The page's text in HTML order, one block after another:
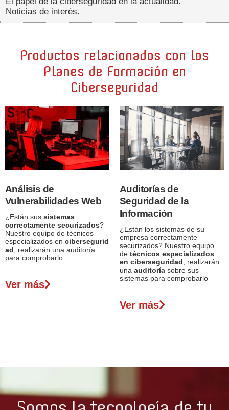
Noticias de interés.
Productos relacionados con los
Planes de Formación en
Ciberseguridad
Análisis de
Vulnerabilidades Web
¿Están sus sistemas
correctamente securizados?
Nuestro equipo de técnicos
especializados en cibersegurid
ad , realizarán una auditoría
para comprobarlo
Ver más
Auditorías de
Seguridad de la
Información
¿Están los sistemas de su
empresa correctamente
securizados? Nuestro equipo
de técnicos especializados
en ciberseguridad , realizarán
una auditoría sobre sus
sistemas para comprobarlo
Ver más